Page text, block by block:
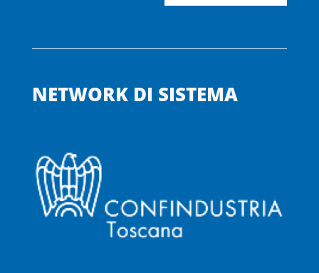
NETWORK DI SISTEMA